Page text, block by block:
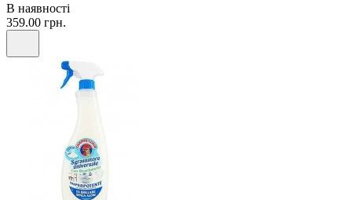
В наявності
359.00 грн.